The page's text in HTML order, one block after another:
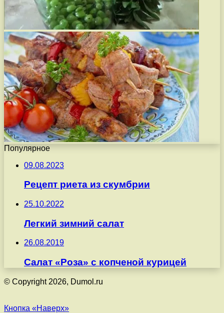
Популярное
09.08.2023
Рецепт риета из скумбрии
25.10.2022
Легкий зимний салат
26.08.2019
Салат «Роза» с копченой курицей
© Copyright 2026, Dumol.ru
Кнопка «Наверх»